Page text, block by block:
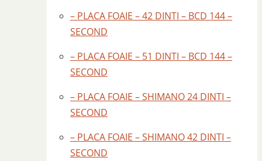
– PLACA FOAIE – 42 DINTI – BCD 144 –
SECOND
– PLACA FOAIE – 51 DINTI – BCD 144 –
SECOND
– PLACA FOAIE – SHIMANO 24 DINTI –
SECOND
– PLACA FOAIE – SHIMANO 42 DINTI –
SECOND